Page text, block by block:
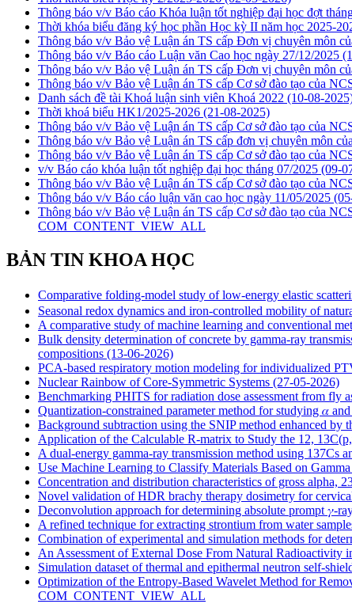
Thông báo v/v Báo cáo Khóa luận tốt nghiệp đại học đợt
Thời khóa biểu đăng ký học phần Học kỳ II năm học 2025-
Thông báo v/v Bảo vệ Luận án TS cấp Đơn vị chuyên môn
Thông báo v/v Báo cáo Luận văn Cao học ngày 27/12/2025
Thông báo v/v Bảo vệ Luận án TS cấp Đơn vị chuyên môn
Thông báo v/v Bảo vệ Luận án TS cấp Cơ sở đào tạo của
Danh sách đề tài Khoá luận sinh viên Khoá 2022 (10-08-
Thời khoá biểu HK1/2025-2026 (21-08-2025)
Thông báo v/v Bảo vệ Luận án TS cấp Cơ sở đào tạo của
Thông báo v/v Bảo vệ Luận án TS cấp đơn vị chuyên môn
Thông báo v/v Bảo vệ Luận án TS cấp Cơ sở đào tạo của
v/v Báo cáo khóa luận tốt nghiệp đại học tháng 07/2025 (09-
Thông báo v/v Bảo vệ Luận án TS cấp Cơ sở đào tạo của
Thông báo v/v Báo cáo luận văn cao học ngày 11/05/2025
Thông báo v/v Bảo vệ Luận án TS cấp Cơ sở đào tạo của
COM_CONTENT_VIEW_ALL
BẢN TIN KHOA HỌC
Comparative folding-model study of low-energy elastic
Seasonal redox dynamics and iron‑controlled mobility of
A comparative study of machine learning and conventional
Bulk density determination of concrete by gamma-ray
compositions (13-06-2026)
PCA-based respiratory motion modeling for individualized
Nuclear Rainbow of Core-Symmetric Systems (27-05-2026)
Benchmarking PHITS for radiation dose assessment from fly
Quantization-constrained parameter method for studying 𝛼
Background subtraction using the SNIP method enhanced by
Application of the Calculable R-matrix to Study the 12,
A dual-energy gamma-ray transmission method using 137Cs
Use Machine Learning to Classify Materials Based on Gamma
Concentration and distribution characteristics of gross alpha,
Novel validation of HDR brachy therapy dosimetry for
Deconvolution approach for determining absolute prompt 𝛾-
A refined technique for extracting strontium from water
Combination of experimental and simulation methods for
An Assessment of External Dose From Natural
Simulation dataset of thermal and epithermal neutron self-
Optimization of the Entropy-Based Wavelet Method for
COM_CONTENT_VIEW_ALL